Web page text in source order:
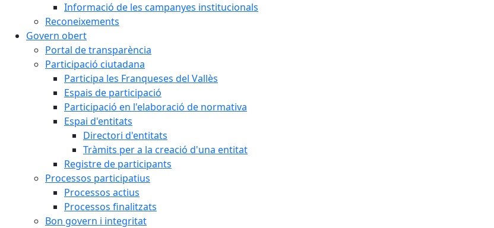
Informació de les campanyes institucionals
Reconeixements
Govern obert
Portal de transparència
Participació ciutadana
Participa les Franqueses del Vallès
Espais de participació
Participació en l'elaboració de normativa
Espai d'entitats
Directori d'entitats
Tràmits per a la creació d'una entitat
Registre de participants
Processos participatius
Processos actius
Processos finalitzats
Bon govern i integritat